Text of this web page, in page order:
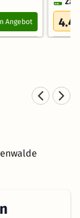
Angebot 4.4